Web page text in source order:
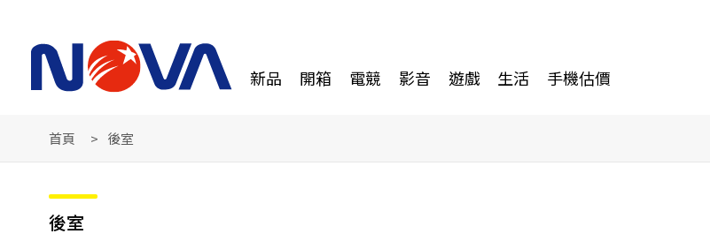
新品 開箱 電競 影音 遊戲 生活 手機估價
首頁 後室
後室